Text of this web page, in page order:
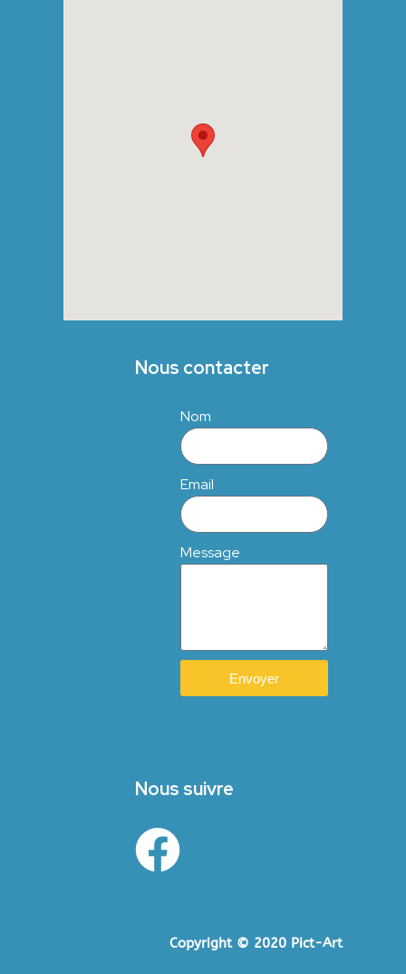
Nous contacter
Nom
Email
Message
Envoyer
Nous suivre
Copyright © 2020 Pict-Art